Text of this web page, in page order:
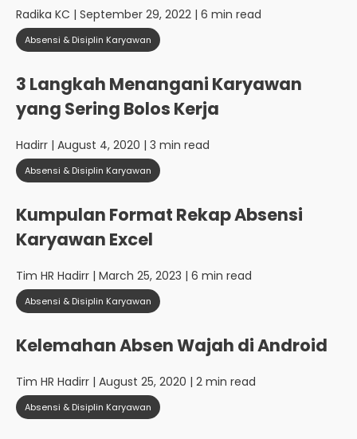
Radika KC | September 29, 2022 | 6 min read
Absensi & Disiplin Karyawan
3 Langkah Menangani Karyawan
yang Sering Bolos Kerja
Hadirr | August 4, 2020 | 3 min read
Absensi & Disiplin Karyawan
Kumpulan Format Rekap Absensi
Karyawan Excel
Tim HR Hadirr | March 25, 2023 | 6 min read
Absensi & Disiplin Karyawan
Kelemahan Absen Wajah di Android
Tim HR Hadirr | August 25, 2020 | 2 min read
Absensi & Disiplin Karyawan